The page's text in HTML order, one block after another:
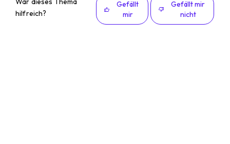
hilfreich?
Gefällt
mir
Gefällt mir
nicht